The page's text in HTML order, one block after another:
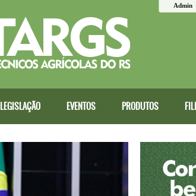
Admin
LEGISLAÇÃO EVENTOS PRODUTOS